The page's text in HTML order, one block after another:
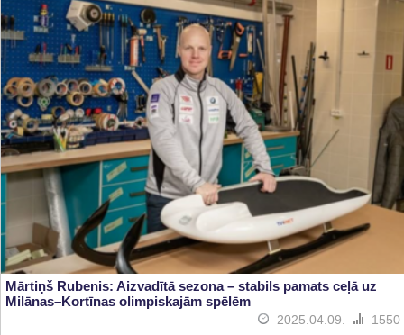
Mārtiņš Rubenis: Aizvadītā sezona – stabils pamats ceļā uz
Milānas–Kortīnas olimpiskajām spēlēm
2025.04.09. 1550